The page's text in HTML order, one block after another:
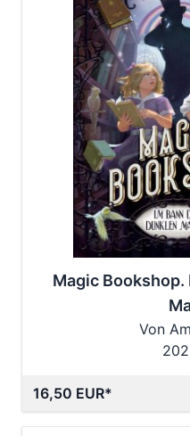
Magic Bookshop.
Von
16,50 EUR